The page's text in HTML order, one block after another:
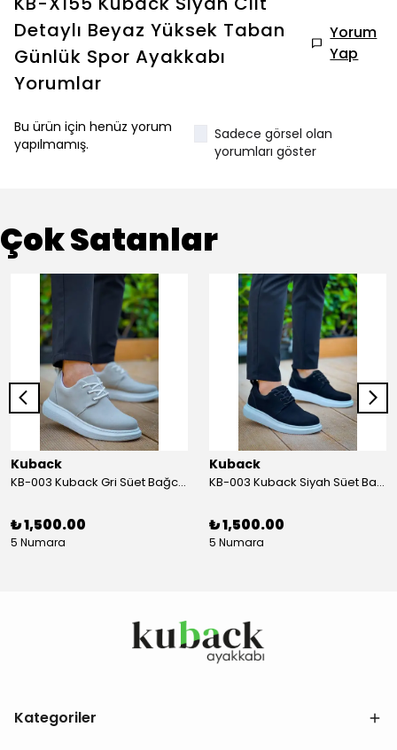
Detaylı Beyaz Yüksek Taban
Günlük Spor Ayakkabı
Yorumlar
Yorum
Yap
Bu ürün için henüz yorum
yapılmamış.
Sadece görsel olan
yorumları göster
Çok Satanlar
Kuback
KB-003 Kuback Gri Süet Bağcıklı Günlük Erkek Ayakkabı
₺ 1,500.00
5 Numara
Kuback
KB-003 Kuback Siyah Süet Bağcıklı Günlük Erkek Ayakkabı
₺ 1,500.00
5 Numara
Kategoriler